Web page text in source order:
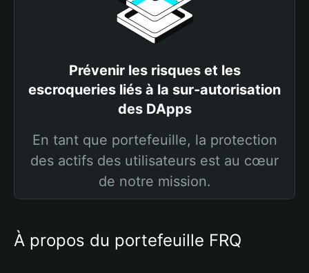
Prévenir les risques et les
escroqueries liés à la sur-autorisation
des DApps
En tant que portefeuille, la protection
des actifs des utilisateurs est au cœur
de notre mission.
À propos du portefeuille FRQ